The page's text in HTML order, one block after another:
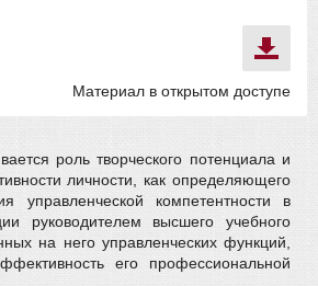
Материал в открытом доступе
роль творческого потенциала и
личности, как определяющего
управленческой компетентности в
руководителем высшего учебного
на него управленческих функций,
его профессиональной